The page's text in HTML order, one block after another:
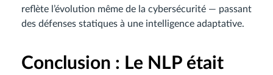
reflète l’évolution même de la cybersécurité — passant
des défenses statiques à une intelligence adaptative.
Conclusion : Le NLP était